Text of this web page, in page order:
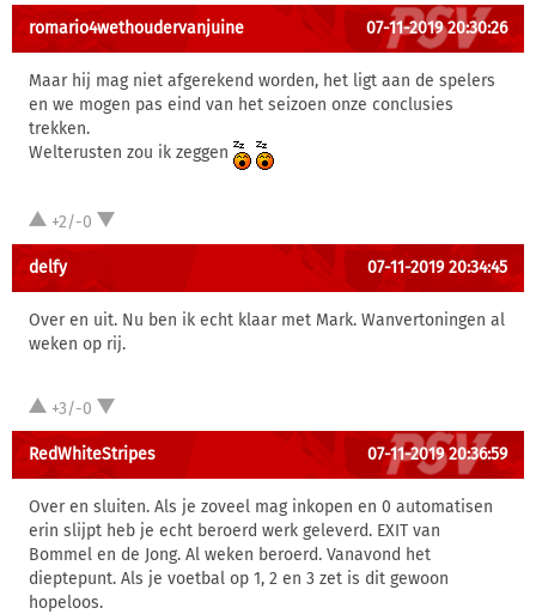
romario4wethoudervanjuine 07-11-2019 20:30:26
Maar hij mag niet afgerekend worden, het ligt aan de spelers
en we mogen pas eind van het seizoen onze conclusies
trekken.
Welterusten zou ik zeggen
+2/-0
delfy 07-11-2019 20:34:45
Over en uit. Nu ben ik echt klaar met Mark. Wanvertoningen al
weken op rij.
+3/-0
RedWhiteStripes 07-11-2019 20:36:59
Over en sluiten. Als je zoveel mag inkopen en 0 automatisen
erin slijpt heb je echt beroerd werk geleverd. EXIT van
Bommel en de Jong. Al weken beroerd. Vanavond het
dieptepunt. Als je voetbal op 1, 2 en 3 zet is dit gewoon
hopeloos.